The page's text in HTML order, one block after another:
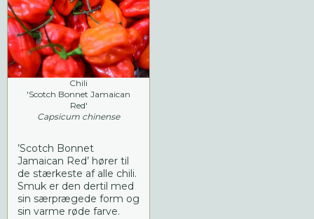
Chili
'Scotch Bonnet Jamaican
Red'
Capsicum chinense
’Scotch Bonnet
Jamaican Red’ hører til
de stærkeste af alle chili.
Smuk er den dertil med
sin særprægede form og
sin varme røde farve.